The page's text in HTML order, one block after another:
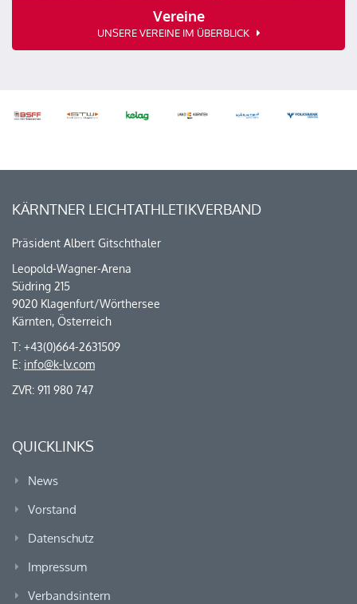
Vereine
UNSERE VEREINE IM ÜBERBLICK
KÄRNTNER LEICHTATHLETIKVERBAND
Präsident Albert Gitschthaler
Leopold-Wagner-Arena
Südring 215
9020 Klagenfurt/Wörthersee
Kärnten, Österreich
T: +43(0)664-2631509
E: info@k-lv.com
ZVR: 911 980 747
QUICKLINKS
News
Vorstand
Datenschutz
Impressum
Verbandsintern